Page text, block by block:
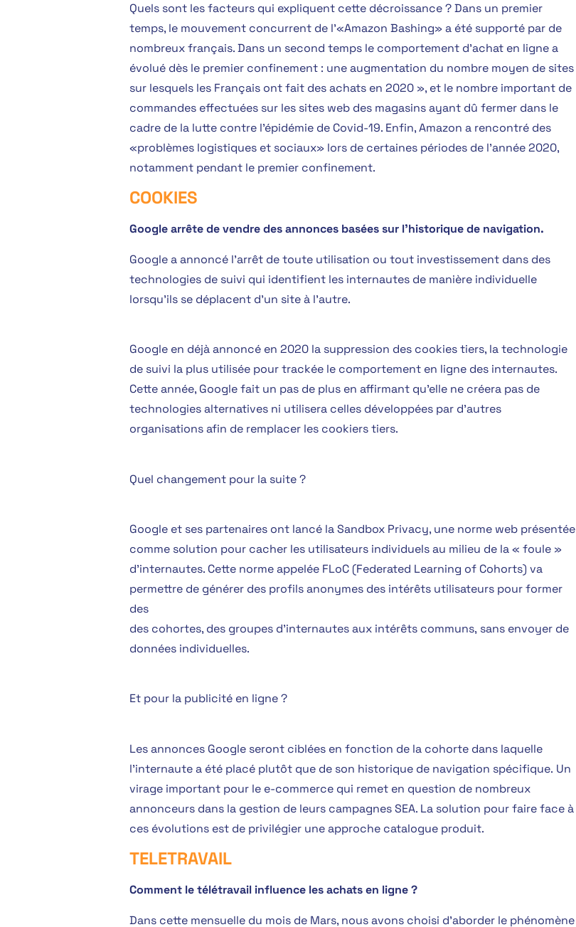
Quels sont les facteurs qui expliquent cette décroissance ? Dans un premier
temps, le mouvement concurrent de l’«Amazon Bashing» a été supporté par de
nombreux français. Dans un second temps le comportement d’achat en ligne a
évolué dès le premier confinement : une augmentation du nombre moyen de sites
sur lesquels les Français ont fait des achats en 2020 », et le nombre important de
commandes effectuées sur les sites web des magasins ayant dû fermer dans le
cadre de la lutte contre l’épidémie de Covid-19. Enfin, Amazon a rencontré des
«problèmes logistiques et sociaux» lors de certaines périodes de l’année 2020,
notamment pendant le premier confinement.
COOKIES
Google arrête de vendre des annonces basées sur l’historique de navigation.
Google a annoncé l’arrêt de toute utilisation ou tout investissement dans des
technologies de suivi qui identifient les internautes de manière individuelle
lorsqu’ils se déplacent d’un site à l’autre.
Google en déjà annoncé en 2020 la suppression des cookies tiers, la technologie
de suivi la plus utilisée pour trackée le comportement en ligne des internautes.
Cette année, Google fait un pas de plus en affirmant qu’elle ne créera pas de
technologies alternatives ni utilisera celles développées par d’autres
organisations afin de remplacer les cookiers tiers.
Quel changement pour la suite ?
Google et ses partenaires ont lancé la Sandbox Privacy, une norme web présentée
comme solution pour cacher les utilisateurs individuels au milieu de la « foule »
d’internautes. Cette norme appelée FLoC (Federated Learning of Cohorts) va
permettre de générer des profils anonymes des intérêts utilisateurs pour former
des
des cohortes, des groupes d’internautes aux intérêts communs, sans envoyer de
données individuelles.
Et pour la publicité en ligne ?
Les annonces Google seront ciblées en fonction de la cohorte dans laquelle
l’internaute a été placé plutôt que de son historique de navigation spécifique. Un
virage important pour le e-commerce qui remet en question de nombreux
annonceurs dans la gestion de leurs campagnes SEA. La solution pour faire face à
ces évolutions est de privilégier une approche catalogue produit.
TELETRAVAIL
Comment le télétravail influence les achats en ligne ?
Dans cette mensuelle du mois de Mars, nous avons choisi d’aborder le phénomène